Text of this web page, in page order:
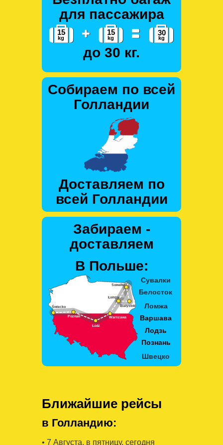
для пассажира
до 30 кг.
Собираем по всей
Голландии
Доставляем по
всей Голландии
Забираем -
доставляем
В Польше:
Ближайшие рейсы
в Голландию:
• 7 Августa, в пятницу, сегодня